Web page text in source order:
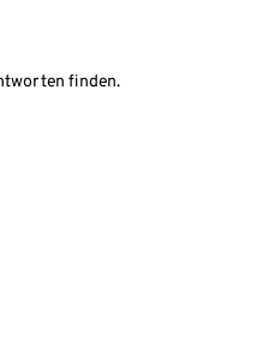
finden.